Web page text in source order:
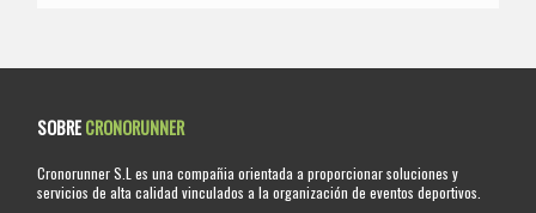
SOBRECRONORUNNER
Cronorunner S.L es una compañia orientada a proporcionar soluciones y
servicios de alta calidad vinculados a la organización de eventos deportivos.